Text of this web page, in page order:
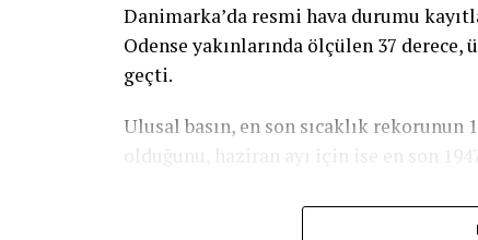
Danimarka’da resmi hava durumu
Odense yakınlarında ölçülen 37
geçti.
Ulusal basın, en son sıcaklık
olduğunu, haziran ayı için ise en son
Danimarka’yı etkisi altına alan sıcak